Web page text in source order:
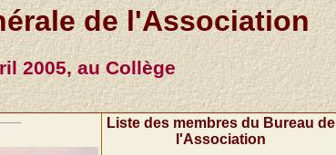
de l'Association
2005, au Collège
Liste des membres du Bureau de
l'Association